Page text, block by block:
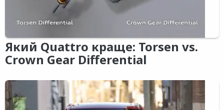
Який Quattro краще: Torsen vs.
Crown Gear Differential